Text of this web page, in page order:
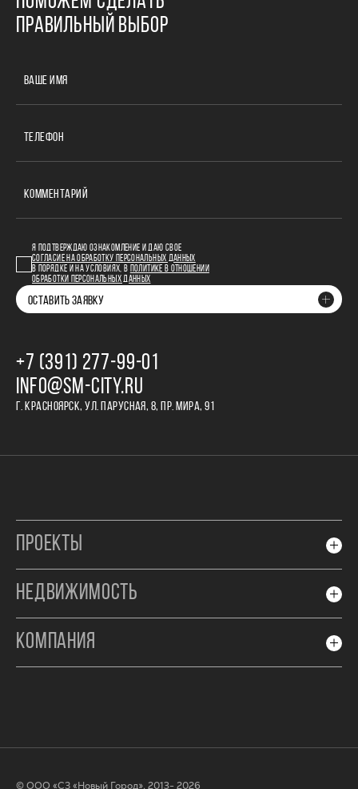
ПРАВИЛЬНЫЙ ВЫБОР
ВАШЕ ИМЯ
ТЕЛЕФОН
КОММЕНТАРИЙ
Я ПОДТВЕРЖДАЮ ОЗНАКОМЛЕНИЕ И ДАЮ СВОЕ
СОГЛАСИЕ НА ОБРАБОТКУ ПЕРСОНАЛЬНЫХ ДАННЫХ
В ПОРЯДКЕ И НА УСЛОВИЯХ, В
ПОЛИТИКЕ В ОТНОШЕНИИ
ОБРАБОТКИ ПЕРСОНАЛЬНЫХ ДАННЫХ
ОСТАВИТЬ ЗАЯВКУ
+7 (391) 277‒99‒01
INFO@SM-CITY.RU
Г. КРАСНОЯРСК, УЛ. ПАРУСНАЯ, 8, ПР. МИРА, 91
ПРОЕКТЫ
НЕДВИЖИМОСТЬ
КОМПАНИЯ
© ООО «СЗ «Новый Город», 2013- 2026